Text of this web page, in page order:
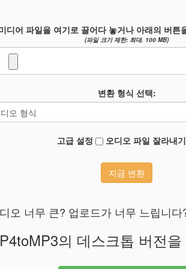
디어 파일을 여기로 끌어다 놓거나 아래의 버튼
(파일 크기 제한: 최대. 100 MB)
변환 형식 선택:
고급 설정 오디오 파일 잘라내기
지금 변환
오 너무 큰? 업로드가 너무 느립니
의 데스크톱 버전